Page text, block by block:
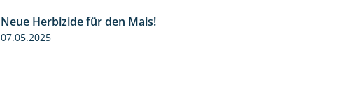
Neue Herbizide für den Mais!
07.05.2025